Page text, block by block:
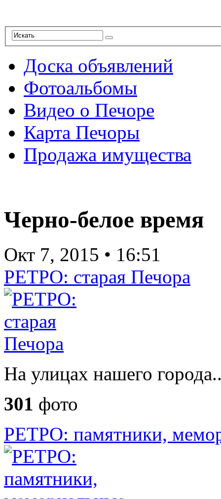
Доска объявлений
Фотоальбомы
Видео о Печоре
Карта Печоры
Продажа имущества
Черно-белое время
Окт 7, 2015 • 16:51
РЕТРО: старая Печора
На улицах нашего
301 фото
РЕТРО: памятники,